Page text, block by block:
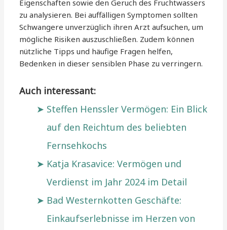
Eigenschaften sowie den Geruch des Fruchtwassers
zu analysieren. Bei auffälligen Symptomen sollten
Schwangere unverzüglich ihren Arzt aufsuchen, um
mögliche Risiken auszuschließen. Zudem können
nützliche Tipps und häufige Fragen helfen,
Bedenken in dieser sensiblen Phase zu verringern.
Auch interessant:
Steffen Henssler Vermögen: Ein Blick
auf den Reichtum des beliebten
Fernsehkochs
Katja Krasavice: Vermögen und
Verdienst im Jahr 2024 im Detail
Bad Westernkotten Geschäfte:
Einkaufserlebnisse im Herzen von